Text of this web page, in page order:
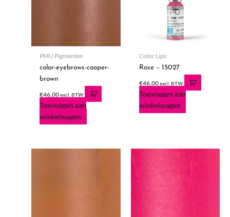
PMU Pigmenten
color-eyebrows-cooper-
brown
€46,00 excl. BTW
Toevoegen aan
winkelwagen
Color Lips
Rose – 15027
€46,00excl. BTW
Toevoegen aan
winkelwagen